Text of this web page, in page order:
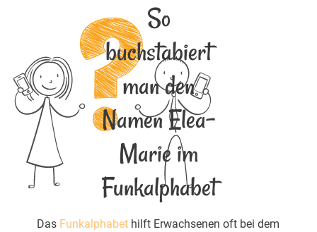
So
buchstabiert
man den
Namen Elea-
Marie im
Funkalphabet
Das Funkalphabet hilft Erwachsenen oft bei dem